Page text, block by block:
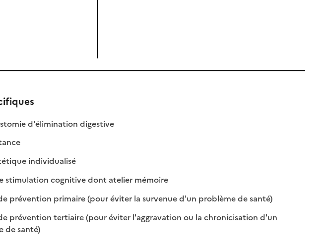
d'élimination digestive: disponible
: non disponible
: disponible
: non disponible
individualisé: disponible
: non disponible
stimulation cognitive dont atelier mémoire: disponible
: non disponible
prévention primaire (pour éviter la survenue d'un problème de santé): disponible
: non disponible
prévention tertiaire (pour éviter l'aggravation ou la chronicisation d'un
de santé): disponible
: non disponible